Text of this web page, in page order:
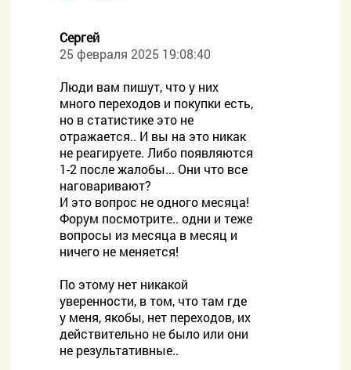
Сергей
25 февраля 2025 19:08:40
Люди вам пишут, что у них
много переходов и покупки есть,
но в статистике это не
отражается.. И вы на это никак
не реагируете. Либо появляются
1-2 после жалобы... Они что все
наговаривают?
И это вопрос не одного месяца!
Форум посмотрите.. одни и теже
вопросы из месяца в месяц и
ничего не меняется!
По этому нет никакой
уверенности, в том, что там где
у меня, якобы, нет переходов, их
действительно не было или они
не результативные..